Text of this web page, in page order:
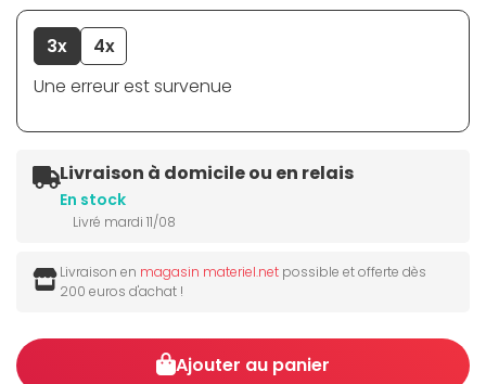
3x
4x
Une erreur est survenue
Livraison à domicile ou en relais
En stock
Livré mardi 11/08
Livraison en magasin materiel.net possible et offerte dès
200 euros d'achat !
Ajouter au panier